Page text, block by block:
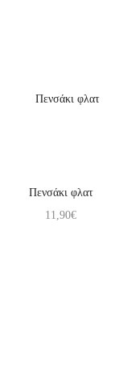
Πενσάκι φλατ
11,90€